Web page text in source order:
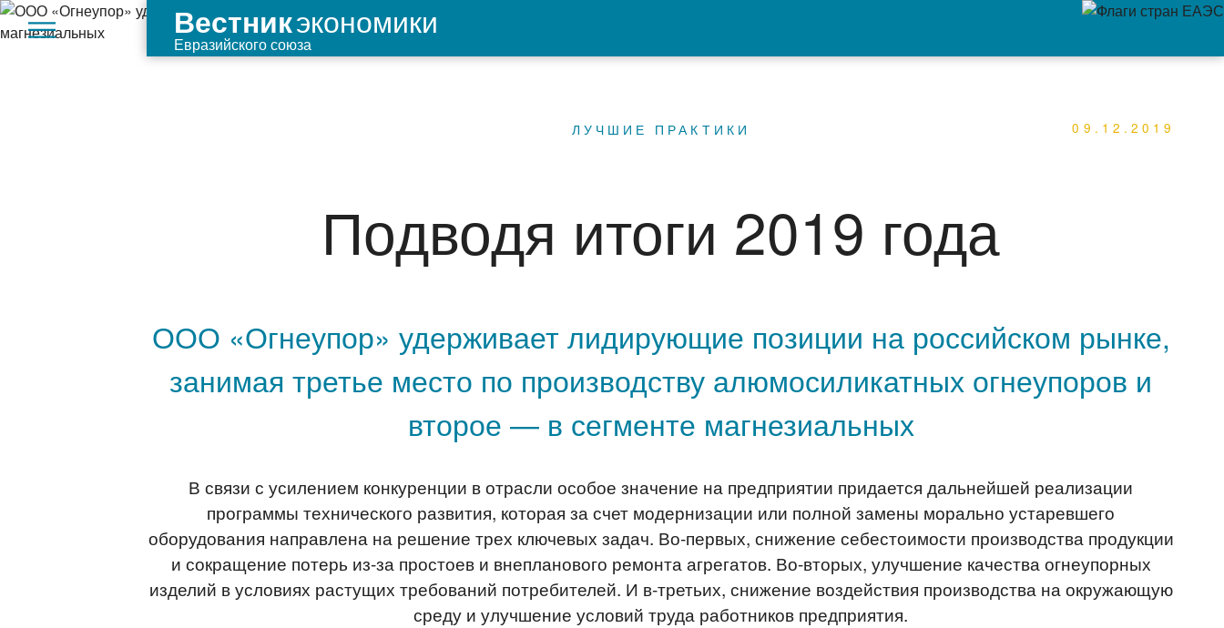
Вестникэкономики
Евразийского союза
ЛУЧШИЕ ПРАКТИКИ 09.12.2019
Подводя итоги 2019 года
ООО «Огнеупор» удерживает лидирующие позиции на российском рынке,
занимая третье место по производству алюмосиликатных огнеупоров и
второе — в сегменте магнезиальных
В связи с усилением конкуренции в отрасли особое значение на предприятии придается дальнейшей реализации
программы технического развития, которая за счет модернизации или полной замены морально устаревшего
оборудования направлена на решение трех ключевых задач. Во-первых, снижение себестоимости производства продукции
и сокращение потерь из-за простоев и внепланового ремонта агрегатов. Во-вторых, улучшение качества огнеупорных
изделий в условиях растущих требований потребителей. И в-третьих, снижение воздействия производства на окружающую
среду и улучшение условий труда работников предприятия.